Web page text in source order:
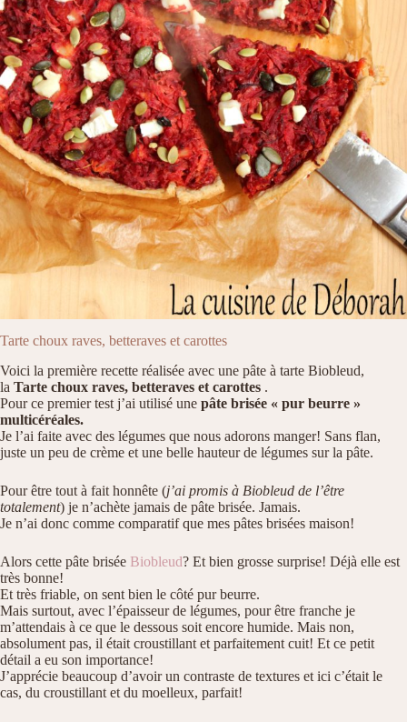
Tarte choux raves, betteraves et carottes
Voici la première recette réalisée avec une pâte à tarte Biobleud,
la Tarte choux raves, betteraves et carottes .
Pour ce premier test j’ai utilisé une pâte brisée « pur beurre »
multicéréales.
Je l’ai faite avec des légumes que nous adorons manger! Sans flan,
juste un peu de crème et une belle hauteur de légumes sur la pâte.
Pour être tout à fait honnête (j’ai promis à Biobleud de l’être
totalement) je n’achète jamais de pâte brisée. Jamais.
Je n’ai donc comme comparatif que mes pâtes brisées maison!
Alors cette pâte brisée Biobleud? Et bien grosse surprise! Déjà elle est
très bonne!
Et très friable, on sent bien le côté pur beurre.
Mais surtout, avec l’épaisseur de légumes, pour être franche je
m’attendais à ce que le dessous soit encore humide. Mais non,
absolument pas, il était croustillant et parfaitement cuit! Et ce petit
détail a eu son importance!
J’apprécie beaucoup d’avoir un contraste de textures et ici c’était le
cas, du croustillant et du moelleux, parfait!